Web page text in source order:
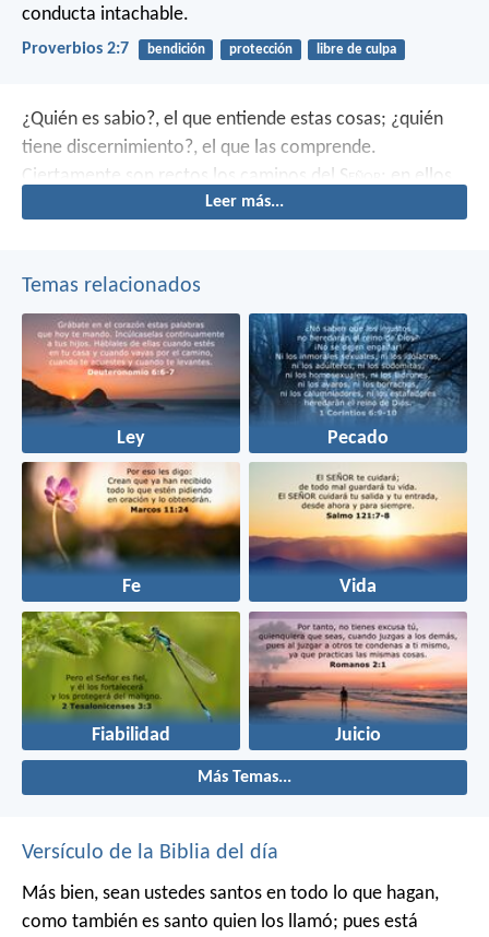
conducta intachable.
Proverbios 2:7 bendición protección libre de culpa
¿Quién es sabio?, el que entiende estas cosas; ¿quién
tiene discernimiento?, el que las comprende.
Ciertamente son rectos los caminos del S
en ellos
mientras que allí tropiezan los
Leer más...
Temas relacionados
Ley Pecado
Fe Vida
Fiabilidad Juicio
Más Temas...
Versículo de la Biblia del día
Más bien, sean ustedes santos en todo lo que hagan,
como también es santo quien los llamó; pues está